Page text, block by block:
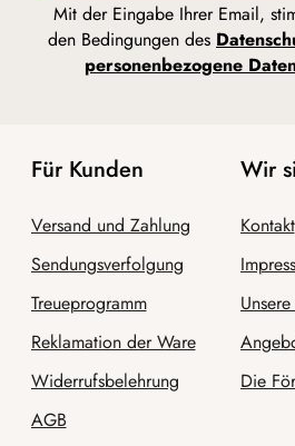
Mit der Eingabe Ihrer Email,
den Bedingungen des
personenbezogene
Für Kunden
Versand und Zahlung
Sendungsverfolgung
Treueprogramm
Reklamation der Ware
Widerrufsbelehrung
AGB
Wir
Kontakt
Die